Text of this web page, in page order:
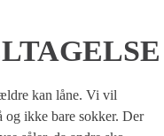
kan låne. Vi vil
og ikke bare sokker. Der